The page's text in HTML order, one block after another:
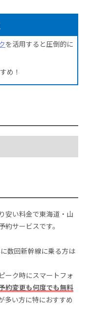
を活用すると圧倒的に
め！
安い料金で東海道・山
サービスです。
数回新幹線に乗る方は
ーク時にスマートフォ
約変更も何度でも無料
多い方に特におすすめ